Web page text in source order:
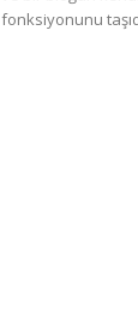
fonksiyonunu